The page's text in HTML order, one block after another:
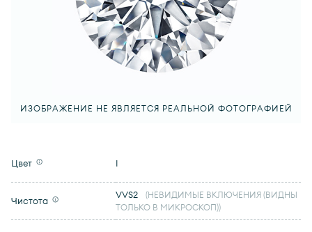
ИЗОБРАЖЕНИЕ НЕ ЯВЛЯЕТСЯ РЕАЛЬНОЙ ФОТОГРАФИЕЙ
Цвет I
Чистота
VVS2
(НЕВИДИМЫЕ ВКЛЮЧЕНИЯ (ВИДНЫ
ТОЛЬКО В МИКРОСКОП))